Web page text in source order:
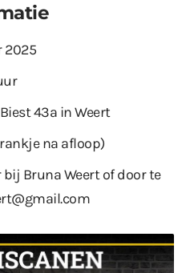
2025
43a in Weert
na afloop)
Bruna Weert of door te